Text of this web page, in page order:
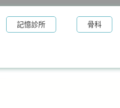
記憶診所 骨科
營養治療 膝關節健康